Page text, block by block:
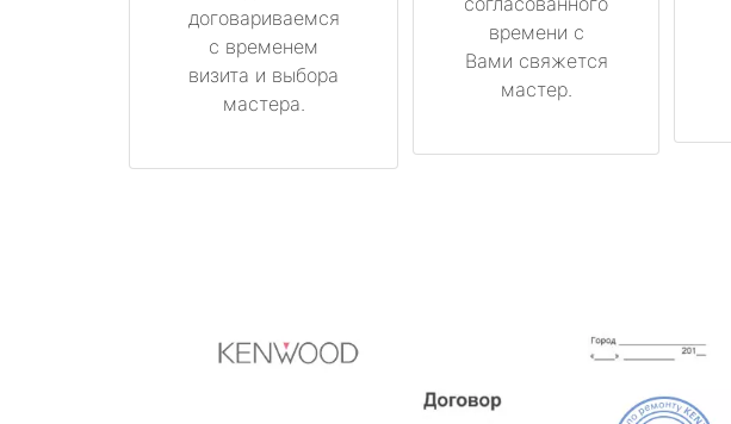
договариваемся
с временем
визита и выбора
мастера.
времени с
Вами свяжется
мастер.